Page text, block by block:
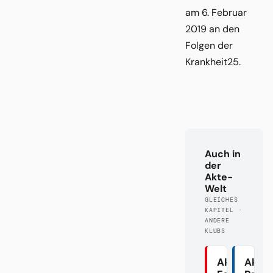
am 6. Februar
2019 an den
Folgen der
Krankheit25.
Auch in
der
Akte-
Welt
GLEICHES
KAPITEL ·
ANDERE
KLUBS
Akte
Akte